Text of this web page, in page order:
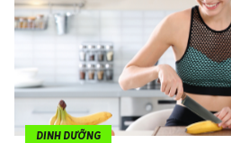
DINH DƯỠNG